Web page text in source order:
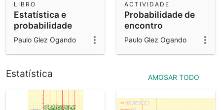
Estatística e
probabilidade
LIBRO
Paulo Glez Ogando
Probabilidade de
encontro
ACTIVIDADE
Paulo Glez Ogando
Estatística AMOSAR TODO